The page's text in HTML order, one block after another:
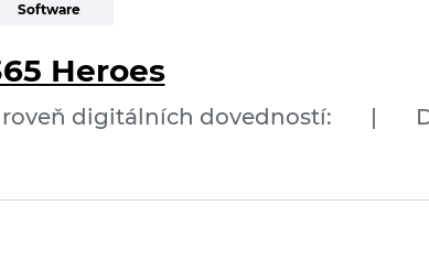
Software
Heroes
digitálních dovedností: |